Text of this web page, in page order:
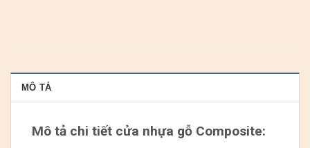
MÔ TẢ
Mô tả chi tiết cửa nhựa gỗ Composite: